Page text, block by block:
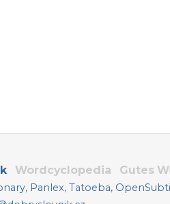
Wordcyclopedia Gutes
, Panlex,Tatoeba,